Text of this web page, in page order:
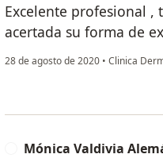
Excelente profesional ,
acertada su forma de
28 de agosto de 2020 • Clinica
Mónica Valdivia